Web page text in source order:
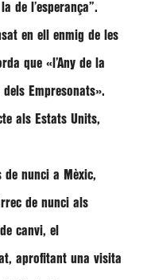
de l’esperança”.
en ell enmig de les
que «l’Any de la
Empresonats».
als Estats Units,
de nunci a Mèxic,
de nunci als
canvi, el
aprofitant una visita